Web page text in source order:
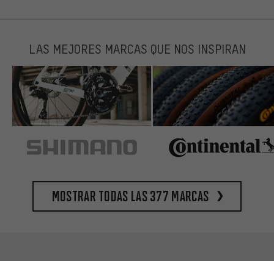
LAS MEJORES MARCAS QUE NOS INSPIRAN
Mostrar todas las 377 marcas